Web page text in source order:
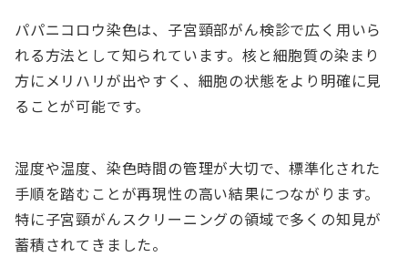
パパニコロウ染色は、子宮頸部がん検診で広く用いら
れる方法として知られています。核と細胞質の染まり
方にメリハリが出やすく、細胞の状態をより明確に見
ることが可能です。
湿度や温度、染色時間の管理が大切で、標準化された
手順を踏むことが再現性の高い結果につながります。
特に子宮頸がんスクリーニングの領域で多くの知見が
蓄積されてきました。